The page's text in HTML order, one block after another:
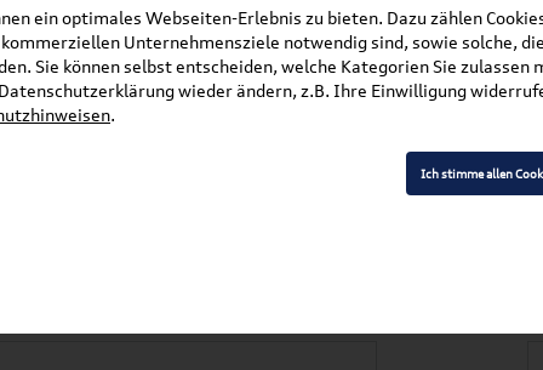
E-Mail
Kofferraumschale 8W8061180
RS5 (F5)
ein optimales Webseiten-Erlebnis zu bieten. Dazu zählen
Unternehmensziele notwendig sind, sowie solche,
Sie können selbst entscheiden, welche Kategorien Sie zulassen
wieder ändern, z.B. Ihre Einwilligung
.
Ich stimme allen